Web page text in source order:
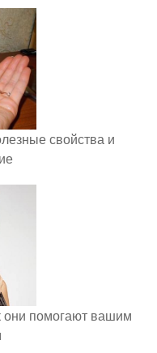
свойства и
помогают вашим